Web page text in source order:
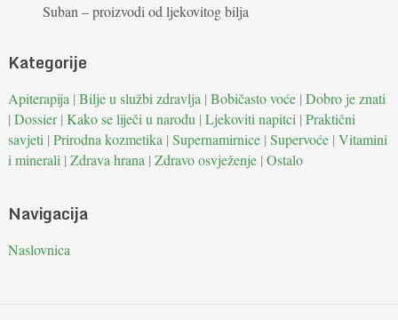
Suban – proizvodi od ljekovitog bilja
Kategorije
Apiterapija | Bilje u službi zdravlja | Bobičasto voće| Dobro je znati
| Dossier| Kako se liječi u narodu | Ljekoviti napitci | Praktični
savjeti | Prirodna kozmetika | Supernamirnice| Supervoće| Vitamini
i minerali | Zdrava hrana | Zdravo osvježenje| Ostalo
Navigacija
Naslovnica